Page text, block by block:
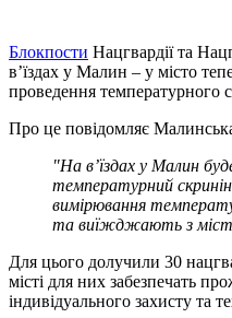
Блокпости Нацгвардії та
в’їздах у Малин – у місто
проведення температурного
Про це повідомляє
"На в’їздах у Малин
температурний
вимірювання
та виїжджають з
Для цього долучили 30
місті для них забезпечать
індивідуального захисту та